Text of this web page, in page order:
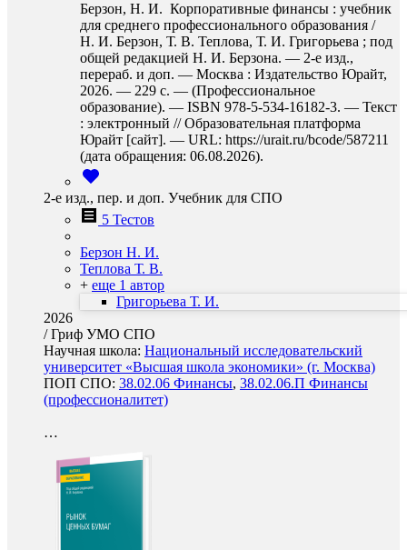
Берзон, Н. И. Корпоративные финансы : учебник
для среднего профессионального образования /
Н. И. Берзон, Т. В. Теплова, Т. И. Григорьева ; под
общей редакцией Н. И. Берзона. — 2-е изд.,
перераб. и доп. — Москва : Издательство Юрайт,
2026. — 229 с. — (Профессиональное
образование). — ISBN 978-5-534-16182-3. — Текст
: электронный // Образовательная платформа
Юрайт [сайт]. — URL: https://urait.ru/bcode/587211
(дата обращения: 06.08.2026).
2-е изд., пер. и доп. Учебник для СПО
5 Тестов
Берзон Н. И.
Теплова Т. В.
+ еще 1 автор
Григорьева Т. И.
2026
/Гриф УМО СПО
Научная школа: Национальный исследовательский
университет «Высшая школа экономики» (г. Москва)
ПОП СПО: 38.02.06 Финансы, 38.02.06.П Финансы
(профессионалитет)
…